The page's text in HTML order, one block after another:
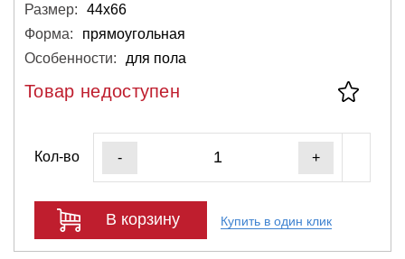
Размер:
44х66
Форма:
прямоугольная
Особенности:
для пола
Товар недоступен
Кол-во - +
В корзину Купить в один клик